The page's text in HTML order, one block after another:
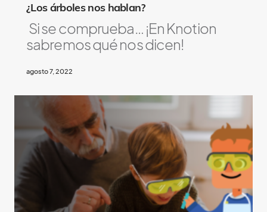
¿Los árboles nos hablan?
Si se comprueba… ¡En Knotion
sabremos qué nos dicen!
agosto 7, 2022